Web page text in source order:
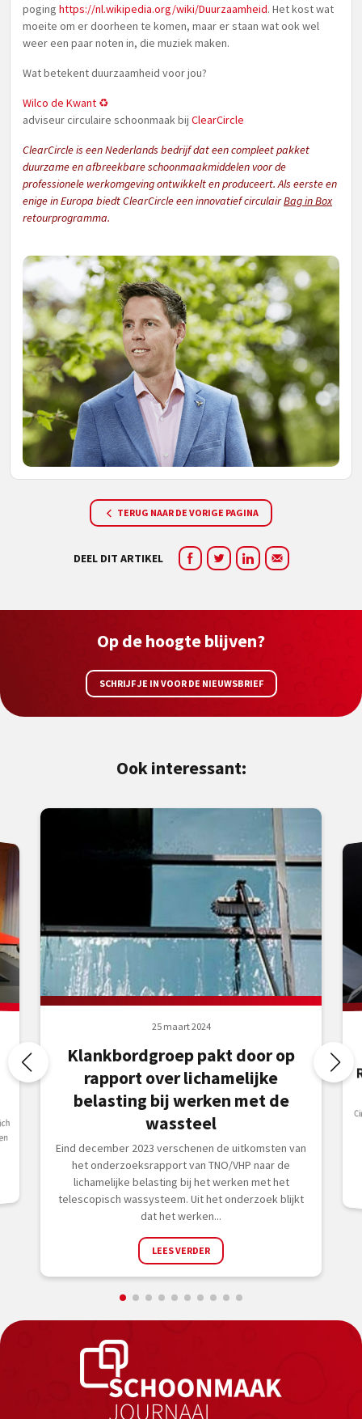
poging https://nl.wikipedia.org/wiki/Duurzaamheid. Het kost wat
moeite om er doorheen te komen, maar er staan wat ook wel
weer een paar noten in, die muziek maken.
Wat betekent duurzaamheid voor jou?
Wilco de Kwant ♻️
adviseur circulaire schoonmaak bij ClearCircle
ClearCircle is een Nederlands bedrijf dat een compleet pakket
duurzame en afbreekbare schoonmaakmiddelen voor de
professionele werkomgeving ontwikkelt en produceert. Als eerste en
enige in Europa biedt ClearCircle een innovatief circulairBag in Box
retourprogramma.
TERUG NAAR DE VORIGE PAGINA
DEEL DIT ARTIKEL
Op de hoogte blijven?
SCHRIJF JE IN VOOR DE NIEUWSBRIEF
Ook interessant:
25 maart 2024
Klankbordgroep pakt door op
rapport over lichamelijke
belasting bij werken met de
wassteel
Eind december 2023 verschenen de uitkomsten van
het onderzoeksrapport van TNO/VHP naar de
lichamelijke belasting bij het werken met het
telescopisch wassysteem. Uit het onderzoek blijkt
dat het werken...
LEES VERDER